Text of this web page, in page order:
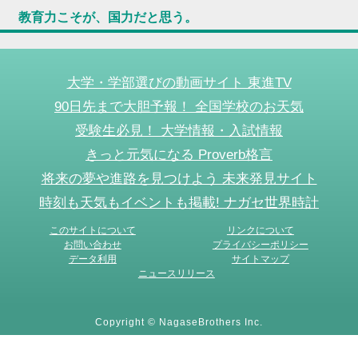
教育力こそが、国力だと思う。
大学・学部選びの動画サイト 東進TV
90日先まで大胆予報！ 全国学校のお天気
受験生必見！ 大学情報・入試情報
きっと元気になる Proverb格言
将来の夢や進路を見つけよう 未来発見サイト
時刻も天気もイベントも掲載! ナガセ世界時計
このサイトについて
リンクについて
お問い合わせ
プライバシーポリシー
データ利用
サイトマップ
ニュースリリース
Copyright © NagaseBrothers Inc.